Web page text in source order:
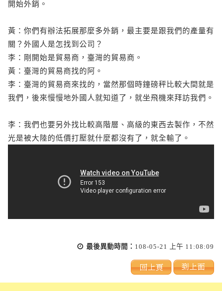
開始外銷。
黃：你們有辦法拓展那麼多外銷，最主要是跟我們的產量有
關？外國人是怎找到公司？
李：剛開始是貿易商，臺灣的貿易商。
黃：臺灣的貿易商找的阿。
李：臺灣的貿易商來找的，當然那個時鐘磅秤比較大間就是
我們，後來慢慢地外國人就知道了，就坐飛機來拜訪我們。
李：我們也要另外找比較高階層、高級的東西去製作，不然
光是被大陸的低價打壓就什麼都沒有了，就全輸了。
最後異動時間： 108-05-21 上午 11:08:09